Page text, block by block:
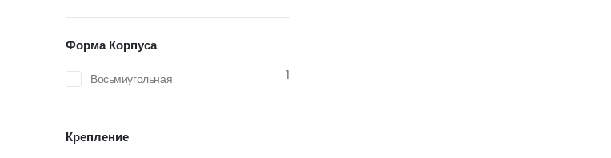
Форма Корпуса
Восьмиугольная 1
Крепление